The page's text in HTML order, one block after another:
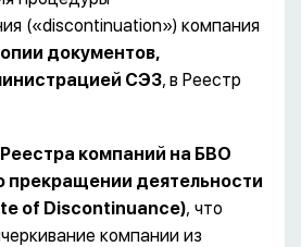
(«discontinuation») компания
документов,
СЭЗ, в Реестр
компаний на БВО
прекращении деятельности
of Discontinuance), что
компании из